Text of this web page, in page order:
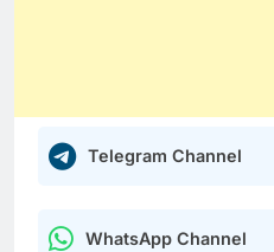
Telegram Channel
WhatsApp Channel